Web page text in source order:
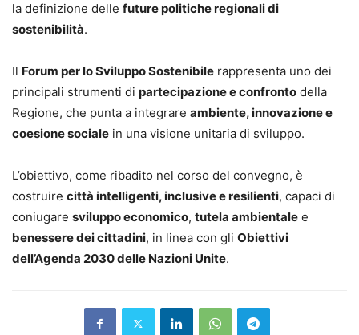
la definizione delle future politiche regionali di
sostenibilità.
Il Forum per lo Sviluppo Sostenibile rappresenta uno dei
principali strumenti di partecipazione e confronto della
Regione, che punta a integrare ambiente, innovazione e
coesione sociale in una visione unitaria di sviluppo.
L’obiettivo, come ribadito nel corso del convegno, è
costruire città intelligenti, inclusive e resilienti, capaci di
coniugare sviluppo economico, tutela ambientale e
benessere dei cittadini, in linea con gli Obiettivi
dell’Agenda 2030 delle Nazioni Unite.